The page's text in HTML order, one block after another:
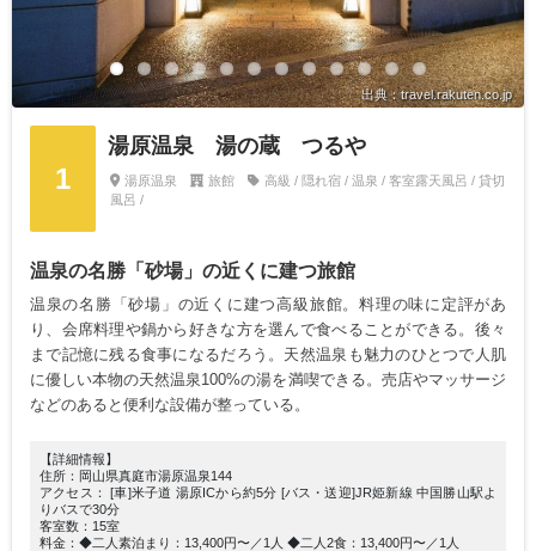
出典：travel.rakuten.co.jp
1
湯原温泉 湯の蔵 つるや
湯原温泉 旅館
高級 / 隠れ宿 / 温泉 / 客室露天風呂 / 貸切
風呂 /
温泉の名勝「砂場」の近くに建つ旅館
温泉の名勝「砂場」の近くに建つ高級旅館。料理の味に定評があ
り、会席料理や鍋から好きな方を選んで食べることができる。後々
まで記憶に残る食事になるだろう。天然温泉も魅力のひとつで人肌
に優しい本物の天然温泉100%の湯を満喫できる。売店やマッサージ
などのあると便利な設備が整っている。
【詳細情報】
住所：岡山県真庭市湯原温泉144
アクセス： [車]米子道 湯原ICから約5分 [バス・送迎]JR姫新線 中国勝山駅よ
りバスで30分
客室数：15室
料金：◆二人素泊まり：13,400円〜／1人 ◆二人2食：13,400円〜／1人